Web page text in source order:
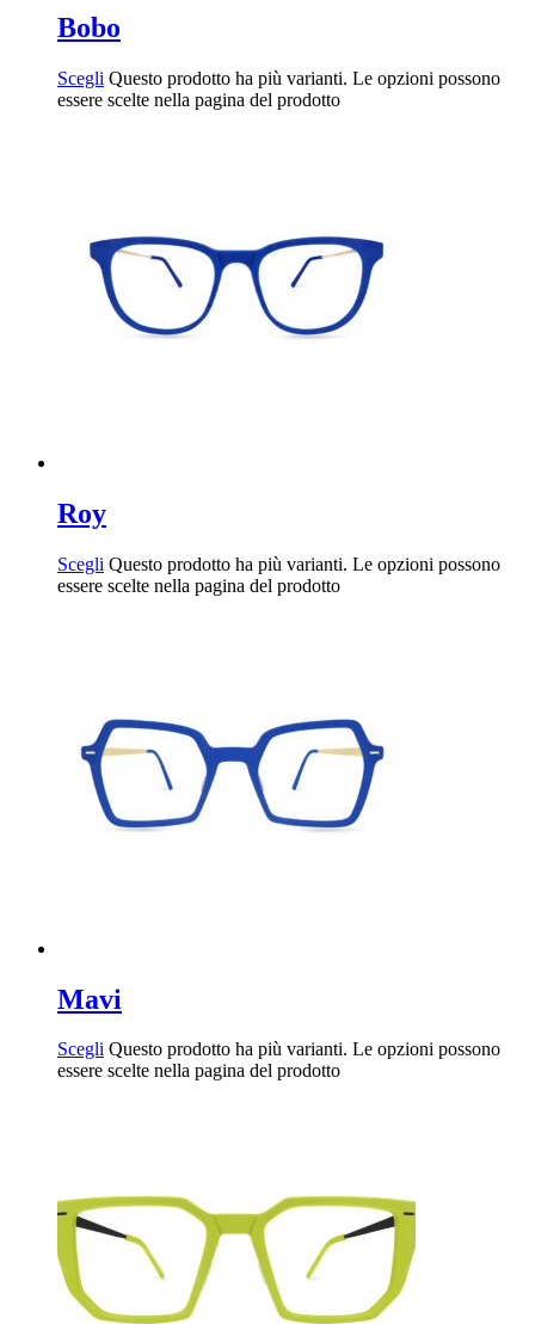
Bobo
Scegli Questo prodotto ha più varianti. Le opzioni possono
essere scelte nella pagina del prodotto
Roy
Scegli Questo prodotto ha più varianti. Le opzioni possono
essere scelte nella pagina del prodotto
Mavi
Scegli Questo prodotto ha più varianti. Le opzioni possono
essere scelte nella pagina del prodotto